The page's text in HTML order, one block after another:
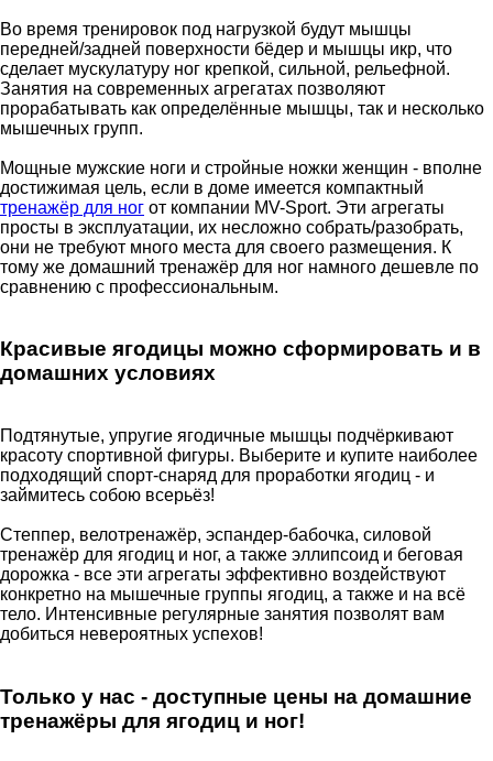
Во время тренировок под нагрузкой будут мышцы
передней/задней поверхности бёдер и мышцы икр, что
сделает мускулатуру ног крепкой, сильной, рельефной.
Занятия на современных агрегатах позволяют
прорабатывать как определённые мышцы, так и несколько
мышечных групп.
Мощные мужские ноги и стройные ножки женщин - вполне
достижимая цель, если в доме имеется компактный
тренажёр для ног от компании MV-Sport. Эти агрегаты
просты в эксплуатации, их несложно собрать/разобрать,
они не требуют много места для своего размещения. К
тому же домашний тренажёр для ног намного дешевле по
сравнению с профессиональным.
Красивые ягодицы можно сформировать и в
домашних условиях
Подтянутые, упругие ягодичные мышцы подчёркивают
красоту спортивной фигуры. Выберите и купите наиболее
подходящий спорт-снаряд для проработки ягодиц - и
займитесь собою всерьёз!
Степпер, велотренажёр, эспандер-бабочка, силовой
тренажёр для ягодиц и ног, а также эллипсоид и беговая
дорожка - все эти агрегаты эффективно воздействуют
конкретно на мышечные группы ягодиц, а также и на всё
тело. Интенсивные регулярные занятия позволят вам
добиться невероятных успехов!
Только у нас - доступные цены на домашние
тренажёры для ягодиц и ног!